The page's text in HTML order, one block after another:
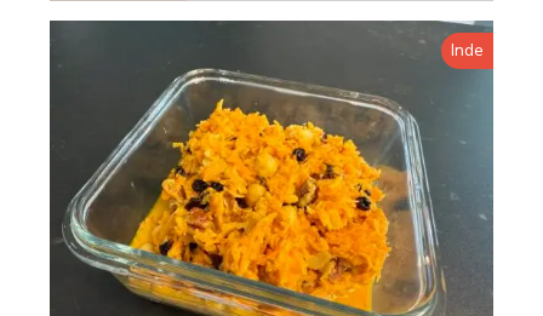
Inde